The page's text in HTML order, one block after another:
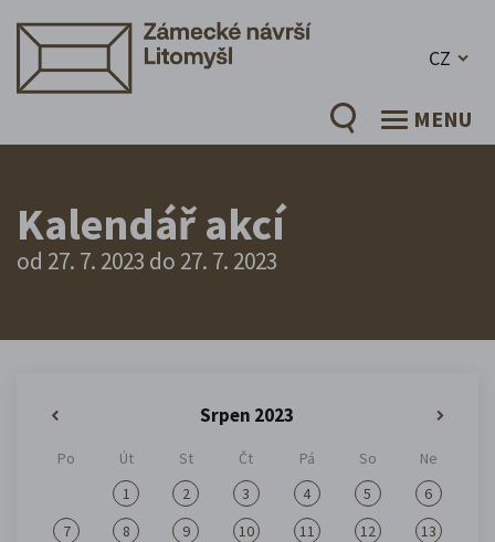
CZ
MENU
Kalendář akcí
od 27. 7. 2023 do 27. 7. 2023
Srpen 2023
Po Út St Čt Pá So
Ne
1
2 3 4 5
6
7
8 9 10 11 12
13